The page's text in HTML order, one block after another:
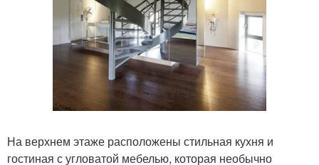
На верхнем этаже расположены стильная кухня и
гостиная с угловатой мебелью, которая необычно